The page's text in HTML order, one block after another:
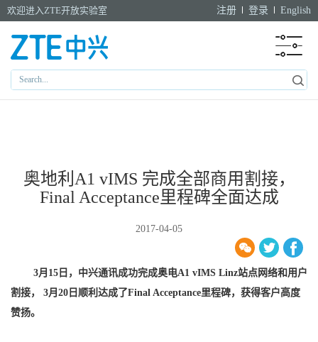
欢迎进入ZTE开放实验室 注册 登录 English
奥地利A1 vIMS 完成全部商用割接，
Final Acceptance里程碑全面达成
2017-04-05
3月15日，中兴通讯成功完成奥电A1 vIMS Linz站点网络和用户
割接， 3月20日顺利达成了Final Acceptance里程碑，获得客户高度
赞扬。